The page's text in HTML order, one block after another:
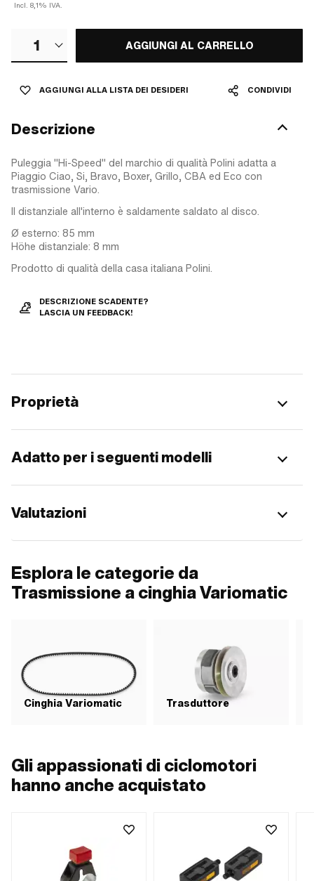
Incl. 8,1% IVA.
1 AGGIUNGI AL CARRELLO
AGGIUNGI ALLA LISTA DEI DESIDERI CONDIVIDI
Descrizione
Puleggia "Hi-Speed" del marchio di qualità Polini adatta a
Piaggio Ciao, Si, Bravo, Boxer, Grillo, CBA ed Eco con
trasmissione Vario.
Il distanziale all'interno è saldamente saldato al disco.
Ø esterno: 85 mm
Höhe distanziale: 8 mm
Prodotto di qualità della casa italiana Polini.
DESCRIZIONE SCADENTE?
LASCIA UN FEEDBACK!
Proprietà
Adatto per i seguenti modelli
Valutazioni
Esplora le categorie da
Trasmissione a cinghia Variomatic
Cinghia Variomatic Trasduttore
Gli appassionati di ciclomotori
hanno anche acquistato